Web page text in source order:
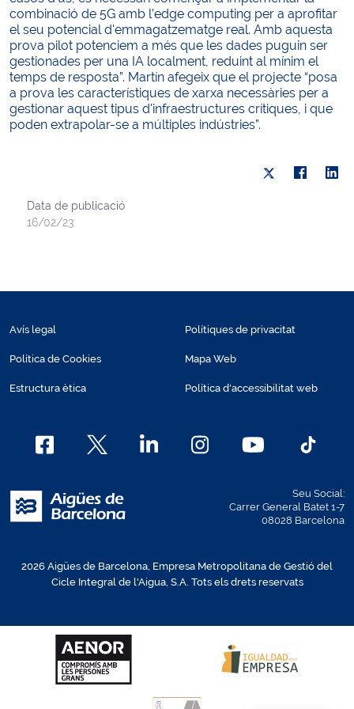
combinació de 5G amb l’edge computing per a aprofitar
el seu potencial d'emmagatzematge real. Amb aquesta
prova pilot potenciem a més que les dades puguin ser
gestionades per una IA localment, reduint al mínim el
temps de resposta”. Martín afegeix que el projecte “posa
a prova les característiques de xarxa necessàries per a
gestionar aquest tipus d'infraestructures crítiques, i que
poden extrapolar-se a múltiples indústries”.
Data de publicació
16/02/23
Avís legal
Política de Cookies
Estructura ètica
Polítiques de privacitat
Mapa Web
Política d'accessibilitat web
Seu Social:
Carrer General Batet 1-7
08028 Barcelona
2026 Aigües de Barcelona, Empresa Metropolitana de Gestió del
Cicle Integral de l'Aigua, S.A. Tots els drets reservats